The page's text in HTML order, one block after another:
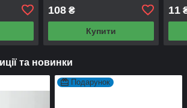
108₴
Купити
11
та новинки
Подарунок